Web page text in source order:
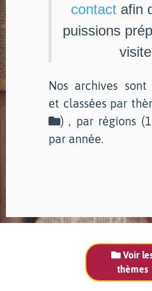
contactafin
puissions
Nos archives sont
et classées par
) , par régions
par année.
Voir
thèmes